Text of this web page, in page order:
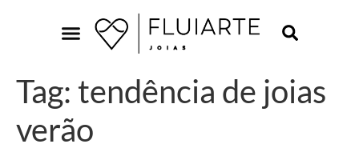
Tag: tendência de joias
verão